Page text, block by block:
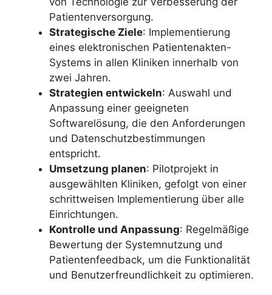
Patientenversorgung.
Strategische Ziele: Implementierung
eines elektronischen Patientenakten-
Systems in allen Kliniken innerhalb von
zwei Jahren.
Strategien entwickeln: Auswahl und
Anpassung einer geeigneten
Softwarelösung, die den Anforderungen
und Datenschutzbestimmungen
entspricht.
Umsetzung planen: Pilotprojekt in
ausgewählten Kliniken, gefolgt von einer
schrittweisen Implementierung über alle
Einrichtungen.
Kontrolle und Anpassung: Regelmäßige
Bewertung der Systemnutzung und
Patientenfeedback, um die Funktionalität
und Benutzerfreundlichkeit zu optimieren.